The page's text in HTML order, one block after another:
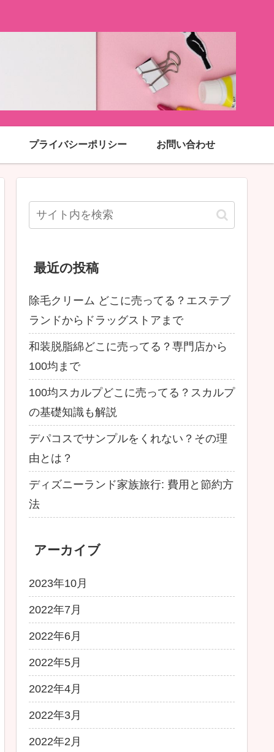
プライバシーポリシー お問い合わせ
最近の投稿
除毛クリーム どこに売ってる？エステブ
ランドからドラッグストアまで
和装脱脂綿どこに売ってる？専門店から
100均まで
100均スカルプどこに売ってる？スカルプ
の基礎知識も解説
デパコスでサンプルをくれない？その理
由とは？
ディズニーランド家族旅行: 費用と節約方
法
アーカイブ
2023年10月
2022年7月
2022年6月
2022年5月
2022年4月
2022年3月
2022年2月